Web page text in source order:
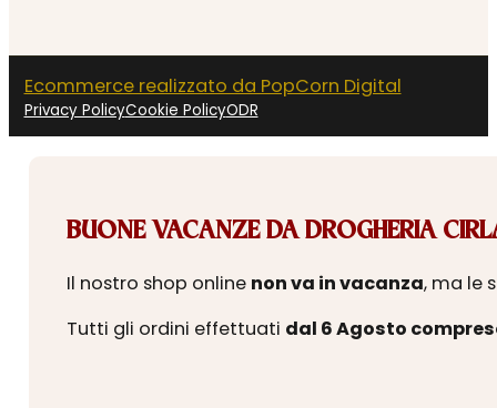
Ecommerce realizzato da PopCorn Digital
Privacy PolicyCookie PolicyODR
BUONE VACANZE DA DROGHERIA
Il nostro shop online non va in vacanza, ma le
Tutti gli ordini effettuati dal 6 Agosto